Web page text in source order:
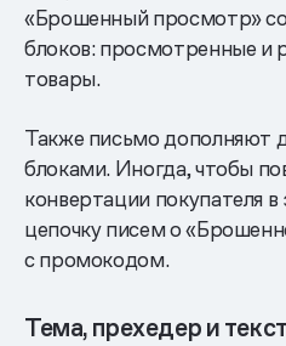
«Брошенный просмотр»
блоков: просмотренные и
товары.
Также письмо дополняют
блоками. Иногда, чтобы
конвертации покупателя
цепочку писем о
с промокодом.
Тема, прехедер и